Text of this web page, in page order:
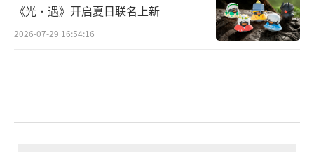
《光·遇》开启夏日联名上新
2026-07-29 16:54:16